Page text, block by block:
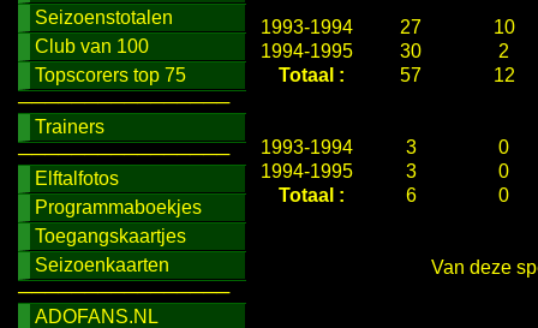
Seizoenstotalen
Club van 100
Topscorers top 75
────────────────
Trainers
────────────────
Elftalfotos
Programmaboekjes
Toegangskaartjes
Seizoenkaarten
────────────────
ADOFANS.NL
1993-1994 27
10
1994-1995
30
2
Totaal :
57 12
1993-1994 3
0
1994-1995
3
0
Totaal :
6 0
Van deze